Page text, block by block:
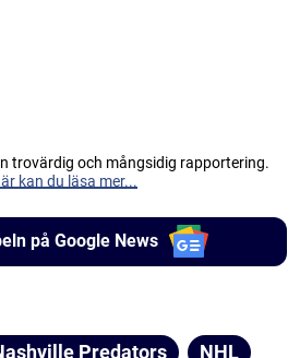
trovärdig och mångsidig rapportering.
kan du läsa mer...
på Google News
Predators NHL